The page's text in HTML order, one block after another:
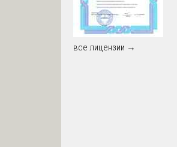
все лицензии →